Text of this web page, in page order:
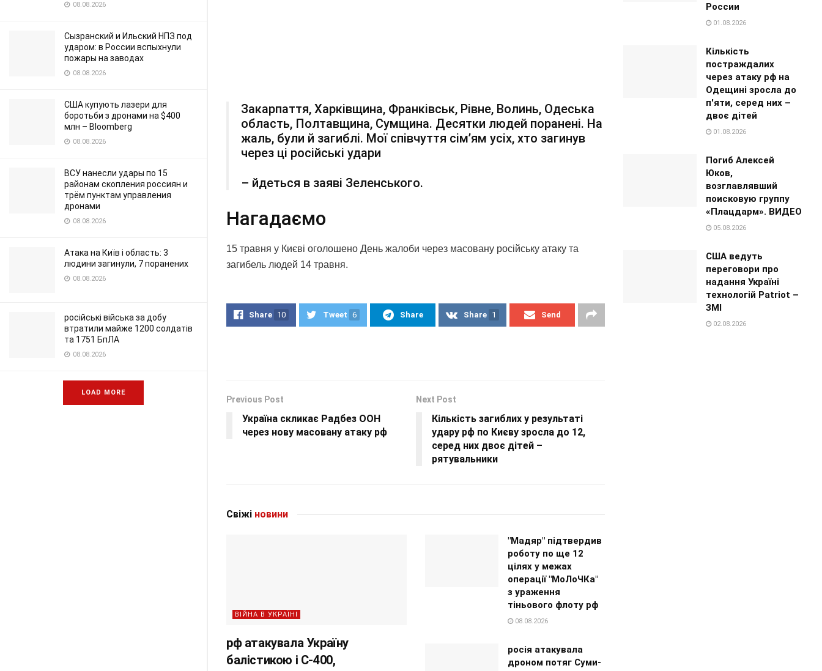
08.08.2026
Сызранский и Ильский НПЗ под
ударом: в России вспыхнули
пожары на заводах
08.08.2026
США купують лазери для
боротьби з дронами на $400
млн – Bloomberg
08.08.2026
ВСУ нанесли удары по 15
районам скопления россиян и
трём пунктам управления
дронами
08.08.2026
Атака на Київ і область: 3
людини загинули, 7 поранених
08.08.2026
російські війська за добу
втратили майже 1200 солдатів
та 1751 БпЛА
08.08.2026
LOAD MORE
Закарпаття, Харківщина, Франківськ, Рівне, Волинь, Одеська
область, Полтавщина, Сумщина. Десятки людей поранені. На
жаль, були й загиблі. Мої співчуття сімʼям усіх, хто загинув
через ці російські удари
– йдеться в заяві Зеленського.
Нагадаємо
15 травня у Києві оголошено День жалоби через масовану російську атаку та
загибель людей 14 травня.
Share 10 Tweet 6 Share Share 1 Send
Previous Post
Україна скликає Радбез ООН
через нову масовану атаку рф
Next Post
Кількість загиблих у результаті
удару рф по Києву зросла до 12,
серед них двоє дітей –
рятувальники
Свіжі новини
ВІЙНА В УКРАЇНІ
рф атакувала Україну
балістикою і С-400,
"Мадяр" підтвердив
роботу по ще 12
цілях у межах
операції "МоЛоЧКа"
з ураження
тіньового флоту рф
08.08.2026
росія атакувала
дроном потяг Суми-
России
01.08.2026
Кількість
постраждалих
через атаку рф на
Одещині зросла до
п'яти, серед них –
двоє дітей
01.08.2026
Погиб Алексей
Юков,
возглавлявший
поисковую группу
«Плацдарм». ВИДЕО
05.08.2026
США ведуть
переговори про
надання Україні
технологій Patriot –
ЗМІ
02.08.2026